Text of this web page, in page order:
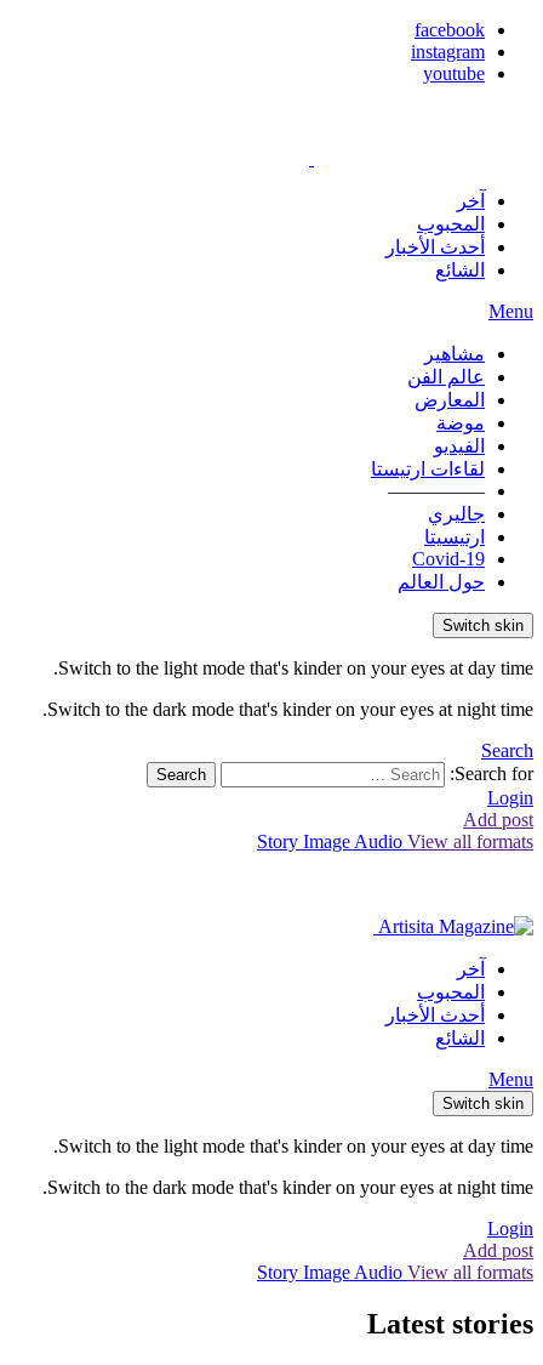
facebook
instagram
youtube
آخر
المحبوب
أحدث الأخبار
الشائع
Menu
مشاهير
عالم الفن
المعارض
موضة
الفيديو
لقاءات ارتيستا
—————
جاليري
ارتيسيتا
Covid-19
حول العالم
Switch skin
Switch to the light mode that's kinder on your eyes at day time.
Switch to the dark mode that's kinder on your eyes at night time.
Search
Search for:
Search
Login
Add post
Story Image Audio View all formats
آخر
المحبوب
أحدث الأخبار
الشائع
Menu
Switch skin
Switch to the light mode that's kinder on your eyes at day time.
Switch to the dark mode that's kinder on your eyes at night time.
Login
Add post
Story Image Audio View all formats
Latest stories